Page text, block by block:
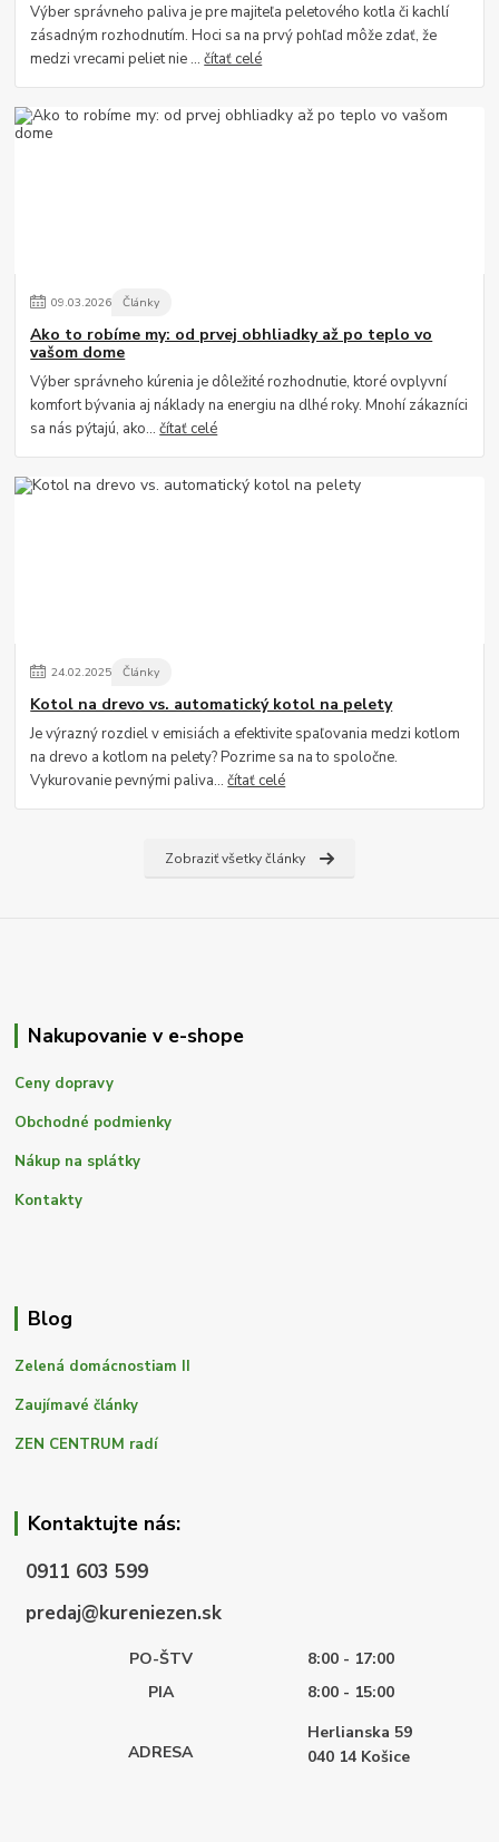
Výber správneho paliva je pre majiteľa peletového kotla či kachlí
zásadným rozhodnutím. Hoci sa na prvý pohľad môže zdať, že
medzi vrecami peliet nie ...čítať celé
09.03.2026 Články
Ako to robíme my: od prvej obhliadky až po teplo vo
vašom dome
Výber správneho kúrenia je dôležité rozhodnutie, ktoré ovplyvní
komfort bývania aj náklady na energiu na dlhé roky. Mnohí zákazníci
sa nás pýtajú, ako...čítať celé
24.02.2025 Články
Kotol na drevo vs. automatický kotol na pelety
Je výrazný rozdiel v emisiách a efektivite spaľovania medzi kotlom
na drevo a kotlom na pelety? Pozrime sa na to spoločne.
Vykurovanie pevnými paliva...čítať celé
Zobraziť všetky články
Nakupovanie v e-shope
Ceny dopravy
Obchodné podmienky
Nákup na splátky
Kontakty
Blog
Zelená domácnostiam II
Zaujímavé články
ZEN CENTRUM radí
Kontaktujte nás:
0911 603 599
predaj@kureniezen.sk
PO-ŠTV
8:00 - 17:00
PIA
8:00 - 15:00
ADRESA
Herlianska 59
040 14 Košice